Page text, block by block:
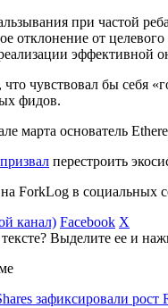
при частой
отклонение от целевого
эффективной
чувствовал бы себя
фидов.
марта основатель
призвал перестроить
ForkLog в социальных
канал) Facebook X
Выделите ее и
зафиксировали рост